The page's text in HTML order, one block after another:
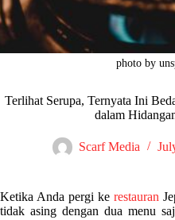
photo by
Terlihat Serupa, Ternyata Ini
dalam
Scarf Media
Ketika Anda pergi ke restauran
tidak asing dengan dua menu